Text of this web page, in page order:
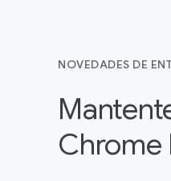
NOVEDADES DE
Chrome